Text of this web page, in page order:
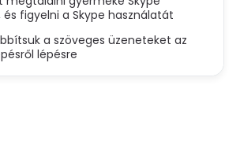
figyelni a Skype használatát
a szöveges üzeneteket az
lépésre